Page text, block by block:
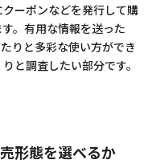
ーポンなどを発行して購
。有用な情報を送った
りと多彩な使い方ができ
と調査したい部分です。
形態を選べるか